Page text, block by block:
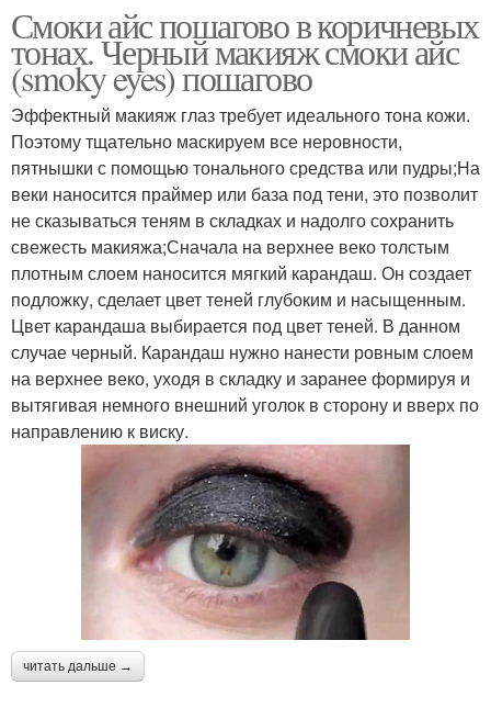
Смоки айс пошагово в коричневых
тонах. Черный макияж смоки айс
(smoky eyes) пошагово
Эффектный макияж глаз требует идеального тона кожи.
Поэтому тщательно маскируем все неровности,
пятнышки с помощью тонального средства или пудры;На
веки наносится праймер или база под тени, это позволит
не сказываться теням в складках и надолго сохранить
свежесть макияжа;Сначала на верхнее веко толстым
плотным слоем наносится мягкий карандаш. Он создает
подложку, сделает цвет теней глубоким и насыщенным.
Цвет карандаша выбирается под цвет теней. В данном
случае черный. Карандаш нужно нанести ровным слоем
на верхнее веко, уходя в складку и заранее формируя и
вытягивая немного внешний уголок в сторону и вверх по
направлению к виску.
читать дальше →